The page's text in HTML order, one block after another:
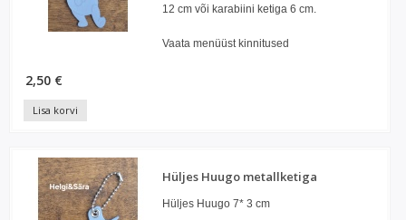
12 cm või karabiini ketiga 6 cm.
Vaata menüüst kinnitused
2,50 €
Lisa korvi
Hüljes Huugo metallketiga
Hüljes Huugo 7* 3 cm